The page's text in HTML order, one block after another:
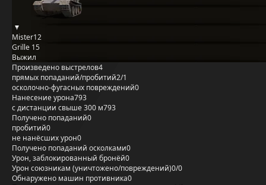
Mister12
Grille 15
Выжил
Произведено выстрелов4
прямых попаданий/пробитий2/1
осколочно-фугасных повреждений0
Нанесение урона793
с дистанции свыше 300 м793
Получено попаданий0
пробитий0
не нанёсших урон0
Получено попаданий осколками0
Урон, заблокированный бронёй0
Урон союзникам (уничтожено/повреждений)0/0
Обнаружено машин противника0